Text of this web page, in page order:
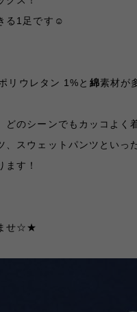
る1足です☺︎
リウレタン 1%と 綿素材が
どのシーンでもカッコよく
、スウェットパンツといっ
ます！
せ☆★